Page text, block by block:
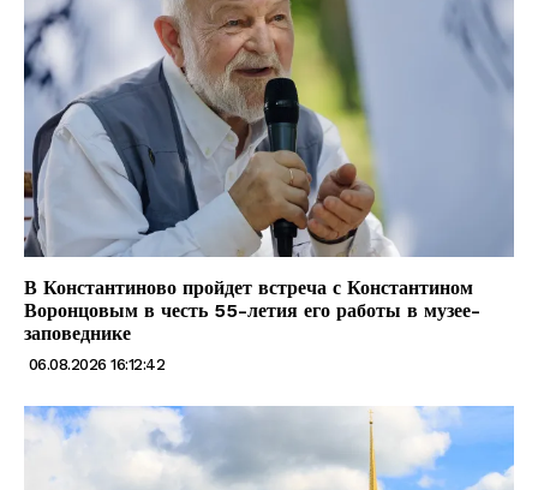
В Константиново пройдет встреча с Константином
Воронцовым в честь 55-летия его работы в музее-
заповеднике
06.08.2026 16:12:42